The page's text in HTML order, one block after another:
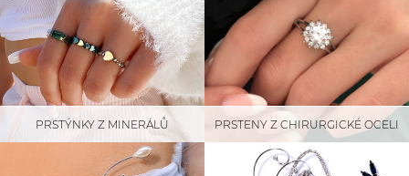
PRSTÝNKY Z MINERÁLŮ PRSTENY Z CHIRURGICKÉ OCELI